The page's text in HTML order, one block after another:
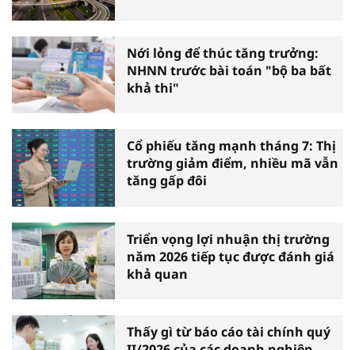
Nới lỏng để thúc tăng trưởng:
NHNN trước bài toán "bộ ba bất
khả thi"
Cổ phiếu tăng mạnh tháng 7: Thị
trường giảm điểm, nhiều mã vẫn
tăng gấp đôi
Triển vọng lợi nhuận thị trường
năm 2026 tiếp tục được đánh giá
khả quan
Thấy gì từ báo cáo tài chính quý